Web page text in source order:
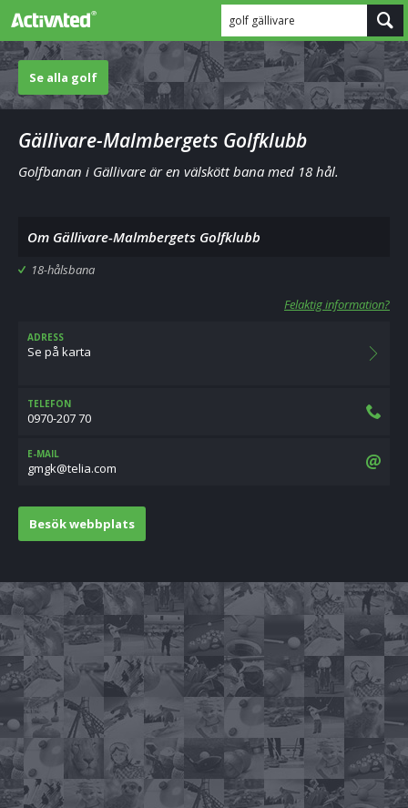
golf gällivare
Se alla golf
Gällivare-Malmbergets Golfklubb
Golfbanan i Gällivare är en välskött bana med 18 hål.
Om Gällivare-Malmbergets Golfklubb
18-hålsbana
Felaktig information?
ADRESS
Se på karta
TELEFON
0970-207 70
E-MAIL
moc.ailet@kgmg
Besök webbplats